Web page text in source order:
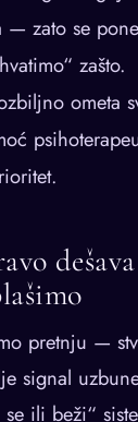
— zato se
zašto.
ometa
pretnju —
signal
ili beži“